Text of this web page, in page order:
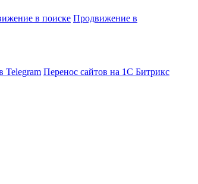
в поиске Продвижение в
Telegram Перенос сайтов на 1С Битрикс